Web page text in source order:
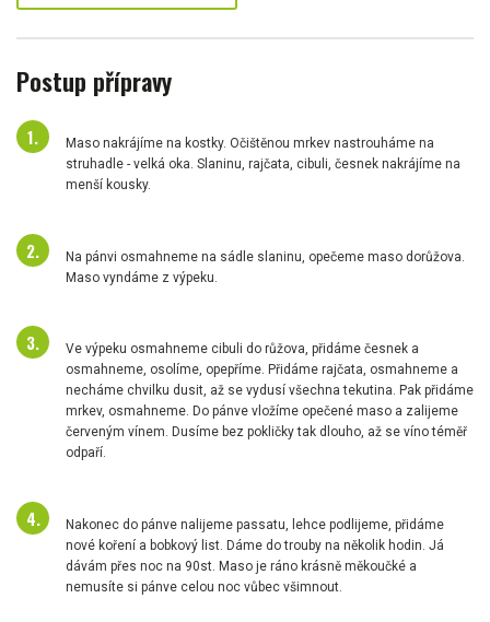
Postup přípravy
Maso nakrájíme na kostky. Očištěnou mrkev nastrouháme na
struhadle - velká oka. Slaninu, rajčata, cibuli, česnek nakrájíme na
menší kousky.
Na pánvi osmahneme na sádle slaninu, opečeme maso dorůžova.
Maso vyndáme z výpeku.
Ve výpeku osmahneme cibuli do růžova, přidáme česnek a
osmahneme, osolíme, opepříme. Přidáme rajčata, osmahneme a
necháme chvilku dusit, až se vydusí všechna tekutina. Pak přidáme
mrkev, osmahneme. Do pánve vložíme opečené maso a zalijeme
červeným vínem. Dusíme bez pokličky tak dlouho, až se víno téměř
odpaří.
Nakonec do pánve nalijeme passatu, lehce podlijeme, přidáme
nové koření a bobkový list. Dáme do trouby na několik hodin. Já
dávám přes noc na 90st. Maso je ráno krásně měkoučké a
nemusíte si pánve celou noc vůbec všimnout.